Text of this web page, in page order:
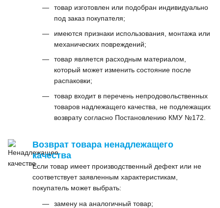
товар изготовлен или подобран индивидуально
под заказ покупателя;
имеются признаки использования, монтажа или
механических повреждений;
товар является расходным материалом,
который может изменить состояние после
распаковки;
товар входит в перечень непродовольственных
товаров надлежащего качества, не подлежащих
возврату согласно Постановлению КМУ №172.
Возврат товара ненадлежащего
качества
Если товар имеет производственный дефект или не
соответствует заявленным характеристикам,
покупатель может выбрать:
замену на аналогичный товар;